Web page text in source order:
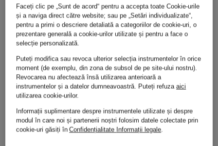
Expedierea la timp a bunurilor este suficientă pentru
respectarea termenului.
Breuninger își rezervă dreptul de a refuza returnările care
nu respectă cerințele prevăzute în această Secțiune.
(3)Dreptul voluntar de returnare este acordat sub condiția
ca bunurile să fie returnate în starea lor originală,
impecabilă.
Cu toate acestea, Breuninger își rezervă dreptul, la propria
apreciere, de a refuza returnarea sau de a solicita o
compensație corespunzătoare în următoarele situații:
· bunurile sunt returnate fără toate componentele (de
Faceți clic pe „Sunt de acord“ pentru a accepta toate Cookie-urile
și a naviga direct către website; sau pe „Setări individualizate“,
pentru a primi o descriere detaliată a categoriilor de cookie-uri, o
prezentare generală a cookie-urilor utilizate și pentru a face o
selecție personalizată.
Puteți modifica sau revoca ulterior selecția instrumentelor în orice
moment (de exemplu, din zona de subsol de pe site-ului nostru).
Revocarea nu afectează însă utilizarea anterioară a
instrumentelor și a datelor dumneavoastră. Puteți refuzaaici
utilizarea cookie-urilor.
Informații suplimentare despre instrumentele utilizate și despre
modul în care noi și partenerii noștri folosim datele colectate prin
cookie-uri găsiți înConfidențialitate Informații legale.